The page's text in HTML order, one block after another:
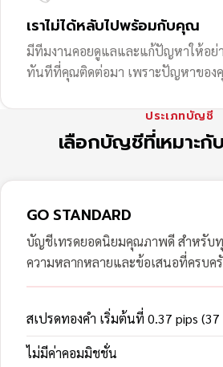
เราไม่ได้หลับไปพร้อมกับคุณ
มีทีมงานคอยดูแลและแก้ปัญหาให้อย่
ทันทีที่คุณติดต่อมา เพราะปัญหาของ
ประเภทบัญชี
เลือกบัญชีที่เหมาะ
GO STANDARD
บัญชีเทรดยอดนิยมคุณภาพดี สำหรับ
ความหลากหลายและข้อเสนอที่ครบค
สเปรดทองคำ เริ่มต้นที่ 0.37 pips (37
ไม่มีค่าคอมมิชชั่น